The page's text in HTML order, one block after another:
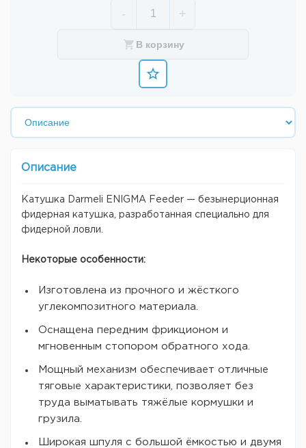
- +
В корзину
Описание
Катушка Darmeli ENIGMA Feeder — безынерционная
фидерная катушка, разработанная специально для
фидерной ловли.
Некоторые особенности:
Изготовлена из прочного и жёсткого
углекомпозитного материала.
Оснащена передним фрикционом и
мгновенным стопором обратного хода.
Мощный механизм обеспечивает отличные
тяговые характеристики, позволяет без
труда выматывать тяжёлые кормушки и
грузила.
Широкая шпуля с большой ёмкостью и двумя